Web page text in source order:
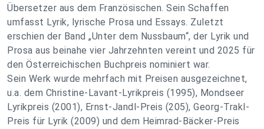
Übersetzer aus dem Französischen. Sein Schaffen
umfasst Lyrik, lyrische Prosa und Essays. Zuletzt
erschien der Band „Unter dem Nussbaum“, der Lyrik und
Prosa aus beinahe vier Jahrzehnten vereint und 2025 für
den Österreichischen Buchpreis nominiert war.
Sein Werk wurde mehrfach mit Preisen ausgezeichnet,
u.a. dem Christine-Lavant-Lyrikpreis (1995), Mondseer
Lyrikpreis (2001), Ernst-Jandl-Preis (205), Georg-Trakl-
Preis für Lyrik (2009) und dem Heimrad-Bäcker-Preis